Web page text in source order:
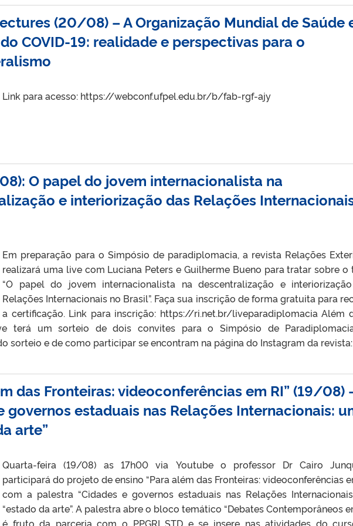
(20/08) – A Organização Mundial de Saúde
COVID-19: realidade e perspectivas para o
Link para acesso: https://webconf.ufpel.edu.br/b/fab-rgf-ajy
O papel do jovem internacionalista na
e interiorização das Relações
Em preparação para o Simpósio de paradiplomacia, a revista Relações
realizará uma live com Luciana Peters e Guilherme Bueno para tratar sobre o
“O papel do jovem internacionalista na descentralização e
Relações Internacionais no Brasil”. Faça sua inscrição de forma gratuita para
a certificação. Link para inscrição: https://ri.net.br/liveparadiplomacia Além
terá um sorteio de dois convites para o Simpósio de
sorteio e de como participar se encontram na página do Instagram da revista:
das Fronteiras: videoconferências em RI” (19/08)
governos estaduais nas Relações Internacionais:
arte”
Quarta-feira (19/08) as 17h00 via Youtube o professor Dr Cairo
participará do projeto de ensino “Para além das Fronteiras: videoconferências
com a palestra “Cidades e governos estaduais nas Relações
“estado da arte”. A palestra abre o bloco temático “Debates Contemporâneos
é fruto da parceria com o PPGRI STD e se insere nas atividades do